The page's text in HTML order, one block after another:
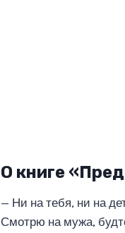
О книге
— Ни на тебя, ни на
Смотрю на мужа,